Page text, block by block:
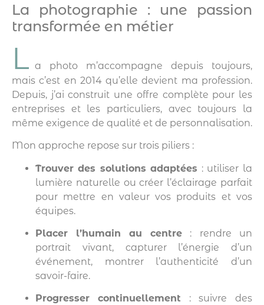
La photographie : une passion
transformée en métier
L a photo m’accompagne depuis toujours,
mais c’est en 2014 qu’elle devient ma profession.
Depuis, j’ai construit une offre complète pour les
entreprises et les particuliers, avec toujours la
même exigence de qualité et de personnalisation.
Mon approche repose sur trois piliers :
Trouver des solutions adaptées : utiliser la
lumière naturelle ou créer l’éclairage parfait
pour mettre en valeur vos produits et vos
équipes.
Placer l’humain au centre : rendre un
portrait vivant, capturer l’énergie d’un
événement, montrer l’authenticité d’un
savoir-faire.
Progresser continuellement : suivre des